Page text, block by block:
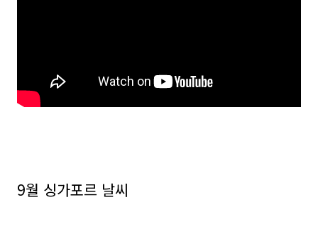
9월 싱가포르 날씨